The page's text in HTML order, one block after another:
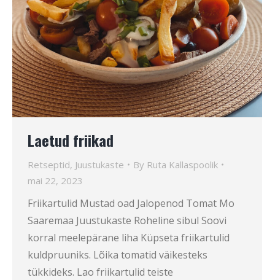
Laetud friikad
Retseptid, Juustukaste By Ruta Kallaspoolik
mai 22, 2023
Friikartulid Mustad oad Jalopenod Tomat Mo
Saaremaa Juustukaste Roheline sibul Soovi
korral meelepärane liha Küpseta friikartulid
kuldpruuniks. Lõika tomatid väikesteks
tükkideks. Lao friikartulid teiste